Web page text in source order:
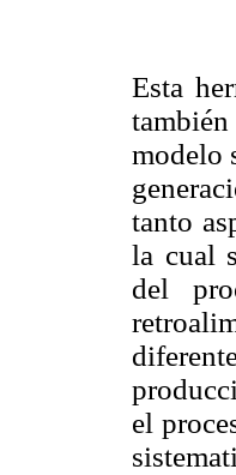
Esta
modelo
tanto
la cual
del
el